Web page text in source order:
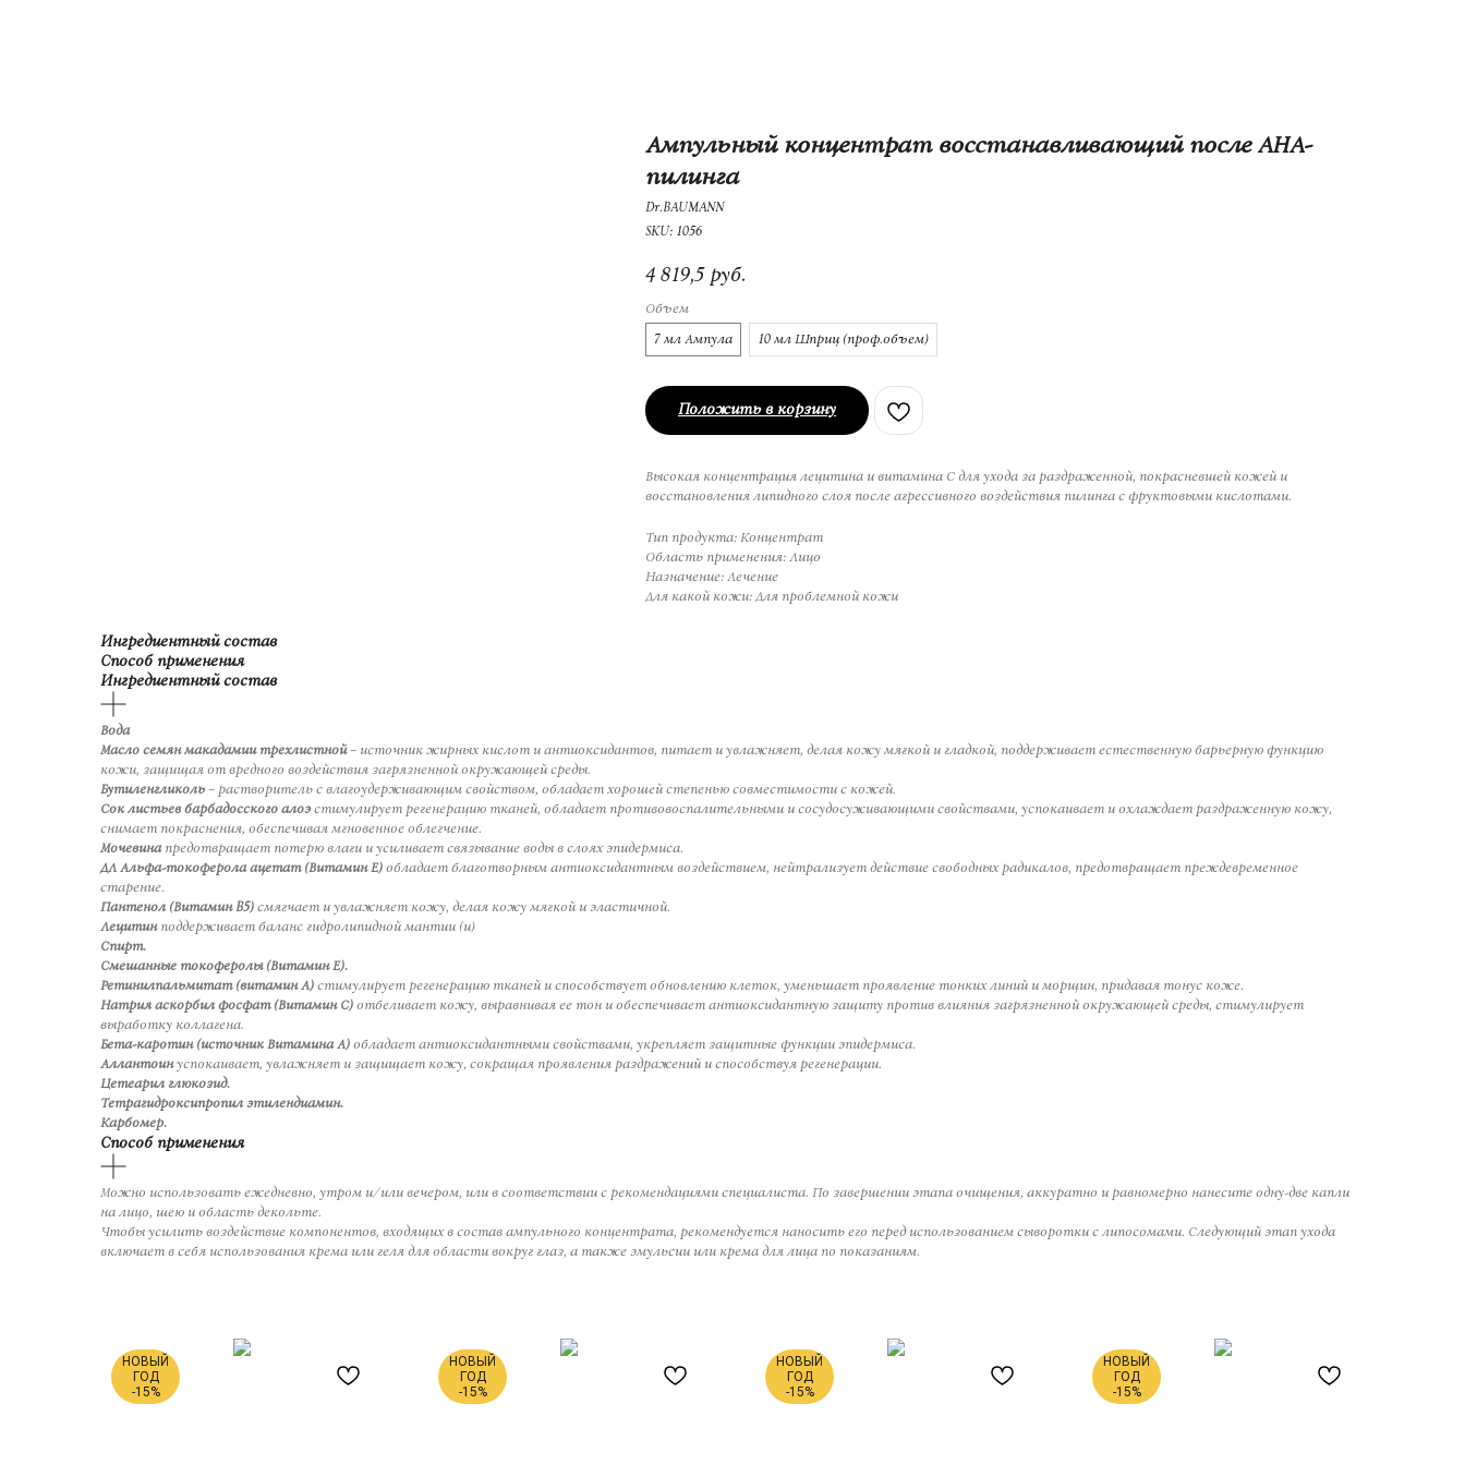
Ампульный концентрат восстанавливающий после AHA-
пилинга
Dr.BAUMANN
SKU: 1056
4 819,5 руб.
Объем
7 мл Ампула
10 мл Шприц (проф.объем)
Положить в корзину
Высокая концентрация лецитина и витамина С для ухода за раздраженной, покрасневшей кожей и
восстановления липидного слоя после агрессивного воздействия пилинга с фруктовыми кислотами.
Тип продукта: Концентрат
Область применения: Лицо
Назначение: Лечение
Для какой кожи: Для проблемной кожи
Ингредиентный состав
Способ применения
Ингредиентный состав
Вода
Масло семян макадамии трехлистной – источник жирных кислот и антиоксидантов, питает и увлажняет, делая кожу мягкой и гладкой, поддерживает естественную барьерную функцию
кожи, защищая от вредного воздействия загрязненной окружающей среды.
Бутиленгликоль – растворитель с влагоудерживающим свойством, обладает хорошей степенью совместимости с кожей.
Сок листьев барбадосского алоэстимулирует регенерацию тканей, обладает противовоспалительными и сосудосуживающими свойствами, успокаивает и охлаждает раздраженную кожу,
снимает покраснения, обеспечивая мгновенное облегчение.
Мочевина предотвращает потерю влаги и усиливает связывание воды в слоях эпидермиса.
ДЛ Альфа-токоферола ацетат (Витамин Е) обладает благотворным антиоксидантным воздействием, нейтрализует действие свободных радикалов, предотвращает преждевременное
старение.
Пантенол (Витамин B5) смягчает и увлажняет кожу, делая кожу мягкой и эластичной.
Лецитин поддерживает баланс гидролипидной мантии (и)
Спирт.
Смешанные токоферолы (Витамин Е).
Ретинилпальмитат (витамин А) стимулирует регенерацию тканей и способствует обновлению клеток, уменьшает проявление тонких линий и морщин, придавая тонус коже.
Натрия аскорбил фосфат (Витамин С) отбеливает кожу, выравнивая ее тон и обеспечивает антиоксидантную защиту против влияния загрязненной окружающей среды, стимулирует
выработку коллагена.
Бета-каротин (источник Витамина А) обладает антиоксидантными свойствами, укрепляет защитные функции эпидермиса.
Аллантоинуспокаивает, увлажняет и защищает кожу, сокращая проявления раздражений и способствуя регенерации.
Цетеарил глюкозид.
Тетрагидроксипропил этилендиамин.
Карбомер.
Способ применения
Можно использовать ежедневно, утром и/или вечером, или в соответствии с рекомендациями специалиста. По завершении этапа очищения, аккуратно и равномерно нанесите одну-две капли
на лицо, шею и область декольте.
Чтобы усилить воздействие компонентов, входящих в состав ампульного концентрата, рекомендуется наносить его перед использованием сыворотки с липосомами. Следующий этап ухода
включает в себя использования крема или геля для области вокруг глаз, а также эмульсии или крема для лица по показаниям.
НОВЫЙ
ГОД
-15%
НОВЫЙ
ГОД
-15%
НОВЫЙ
ГОД
-15%
НОВЫЙ
ГОД
-15%